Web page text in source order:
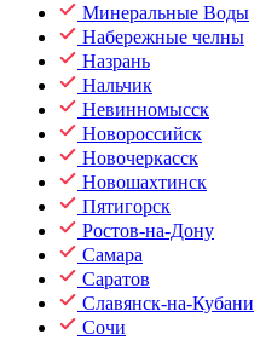
Минеральные Воды
Набережные челны
Назрань
Нальчик
Невинномысск
Новороссийск
Новочеркасск
Новошахтинск
Пятигорск
Ростов-на-Дону
Самара
Саратов
Славянск-на-Кубани
Сочи